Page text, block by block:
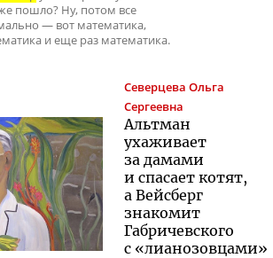
пошло? Ну, потом все
— вот математика,
и еще раз математика.
Северцева Ольга
Сергеевна
Альтман
ухаживает
за дамами
и спасает котят,
а Вейсберг
знакомит
Габричевского
с «лианозовцами»